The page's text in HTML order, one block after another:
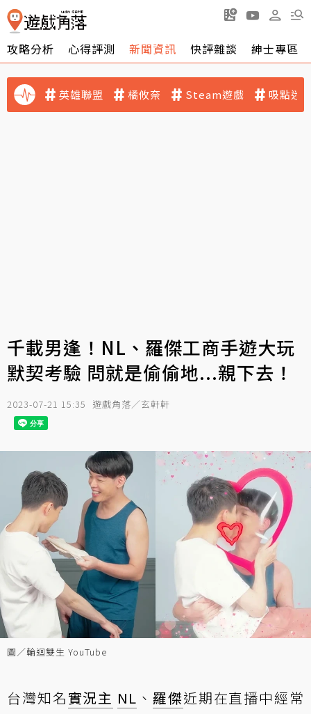
攻略分析 心得評測 新聞資訊 快評雜談 紳士專區
英雄聯盟 橘攸奈 Steam遊戲 吸點迷
千載男逢！NL、羅傑工商手遊大玩
默契考驗 問就是偷偷地...親下去！
2023-07-21 15:35 遊戲角落／玄軒軒
圖／輪迴雙生 YouTube
台灣知名實況主 NL 、 羅傑近期在直播中經常